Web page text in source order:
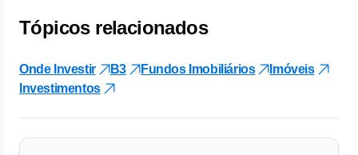
Tópicos relacionados
Onde Investir B3 Fundos Imobiliários
Imóveis
Investimentos